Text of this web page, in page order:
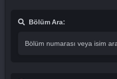
Bölüm Ara: